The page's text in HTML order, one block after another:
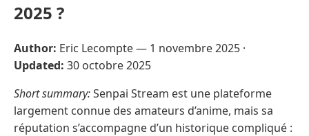
2025 ?
Author: Eric Lecompte — 1 novembre 2025 ·
Updated: 30 octobre 2025
Short summary:Senpai Stream est une plateforme
largement connue des amateurs d’anime, mais sa
réputation s’accompagne d’un historique compliqué :